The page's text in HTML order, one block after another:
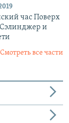
час Поверх
и
Смотреть все части